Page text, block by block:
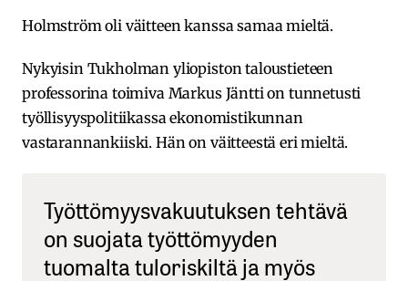
Holmström oli väitteen kanssa samaa mieltä.
Nykyisin Tukholman yliopiston taloustieteen
professorina toimiva Markus Jäntti on tunnetusti
työllisyyspolitiikassa ekonomistikunnan
vastarannankiiski. Hän on väitteestä eri mieltä.
Työttömyysvakuutuksen tehtävä
on suojata työttömyyden
tuomalta tuloriskiltä ja myös